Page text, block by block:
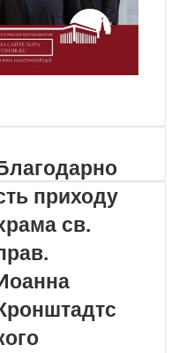
приходу
св.